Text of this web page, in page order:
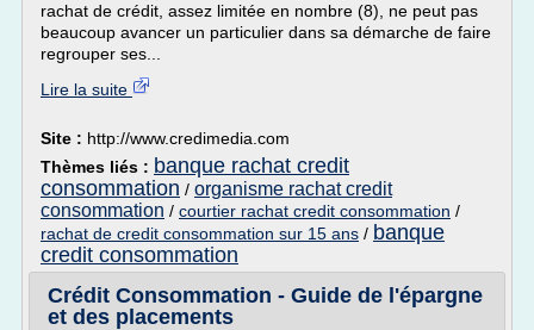
rachat de crédit, assez limitée en nombre (8), ne peut pas
beaucoup avancer un particulier dans sa démarche de faire
regrouper ses...
Lire la suite
Site : http://www.credimedia.com
Thèmes liés : banque rachat credit
consommation / organisme rachat credit
consommation / courtier rachat credit consommation /
rachat de credit consommation sur 15 ans / banque
credit consommation
Crédit Consommation - Guide de l'épargne
et des placements